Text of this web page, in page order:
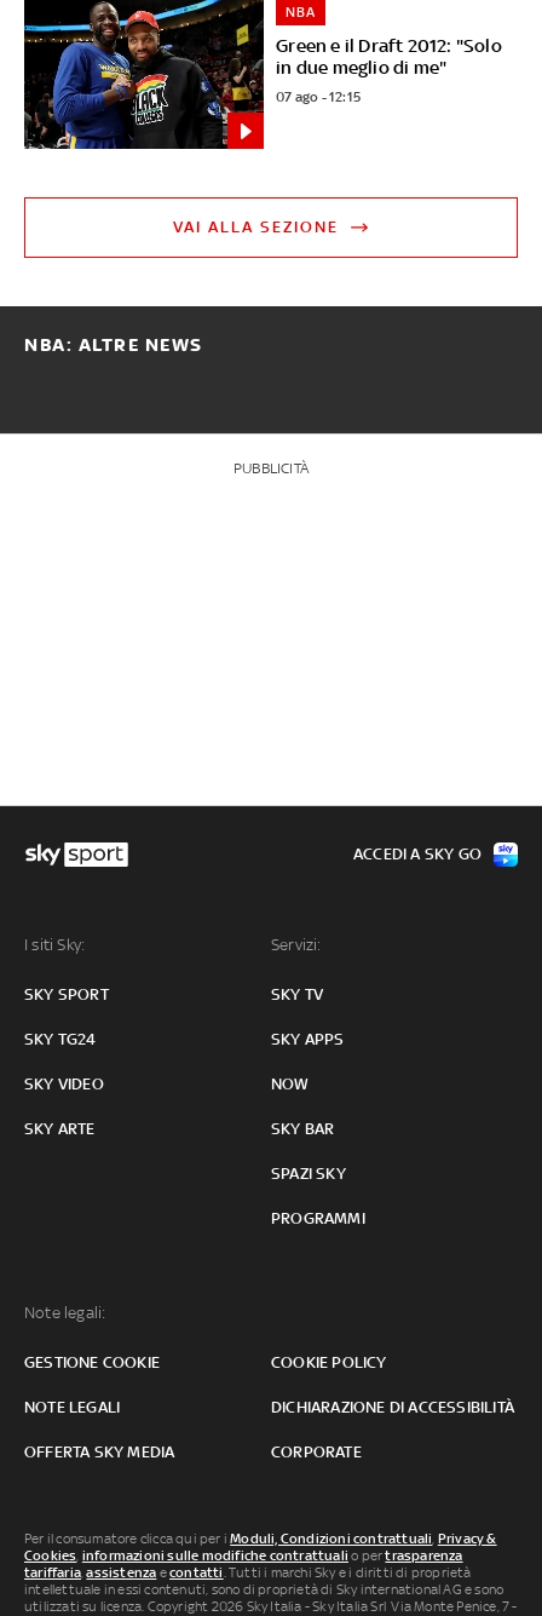
Green e il Draft 2012: "Solo
in due meglio di me"
NBA
07 ago - 12:15
VAI ALLA SEZIONE
NBA: ALTRE NEWS
PUBBLICITÀ
I siti Sky:
SKY SPORT
SKY TG24
SKY VIDEO
SKY ARTE
Servizi:
SKY TV
SKY APPS
NOW
SKY BAR
SPAZI SKY
PROGRAMMI
Note legali:
GESTIONE COOKIE COOKIE POLICY
NOTE LEGALI DICHIARAZIONE DI ACCESSIBILITÀ
OFFERTA SKY MEDIA CORPORATE
ACCEDI A SKY GO
Per il consumatore clicca qui per iModuli, Condizioni contrattuali, Privacy &
Cookies, informazioni sulle modifiche contrattuali o pertrasparenza
tariffaria,assistenza econtatti. Tutti i marchi Sky e i diritti di proprietà
intellettuale in essi contenuti, sono di proprietà di Sky international AG e sono
utilizzati su licenza. Copyright 2026 Sky Italia - Sky Italia Srl Via Monte Penice, 7 -